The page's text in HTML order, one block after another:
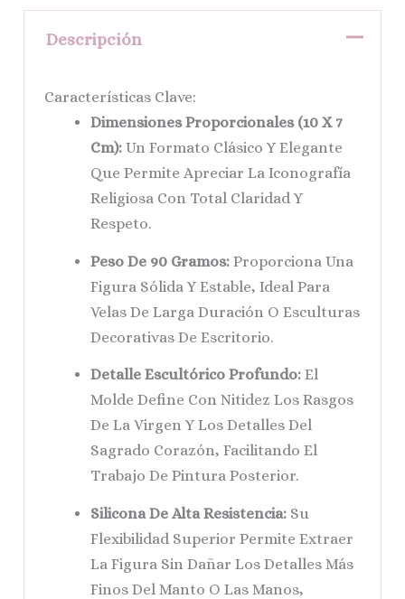
Descripción
Características Clave:
Dimensiones Proporcionales (10 X 7
Cm): Un Formato Clásico Y Elegante
Que Permite Apreciar La Iconografía
Religiosa Con Total Claridad Y
Respeto.
Peso De 90 Gramos: Proporciona Una
Figura Sólida Y Estable, Ideal Para
Velas De Larga Duración O Esculturas
Decorativas De Escritorio.
Detalle Escultórico Profundo: El
Molde Define Con Nitidez Los Rasgos
De La Virgen Y Los Detalles Del
Sagrado Corazón, Facilitando El
Trabajo De Pintura Posterior.
Silicona De Alta Resistencia: Su
Flexibilidad Superior Permite Extraer
La Figura Sin Dañar Los Detalles Más
Finos Del Manto O Las Manos,